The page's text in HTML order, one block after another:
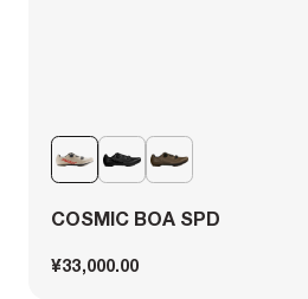
COSMIC BOA SPD
¥33,000.00